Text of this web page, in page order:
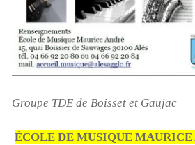
Groupe TDE de Boisset et Gaujac
ÉCOLE DE MUSIQUE MAURICE